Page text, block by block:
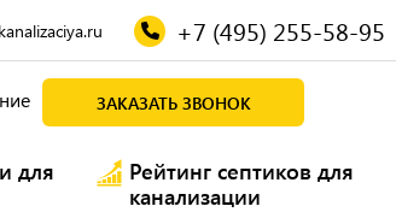
+7 (495) 255-58-95
ЗАКАЗАТЬ ЗВОНОК
для
Рейтинг септиков для
канализации